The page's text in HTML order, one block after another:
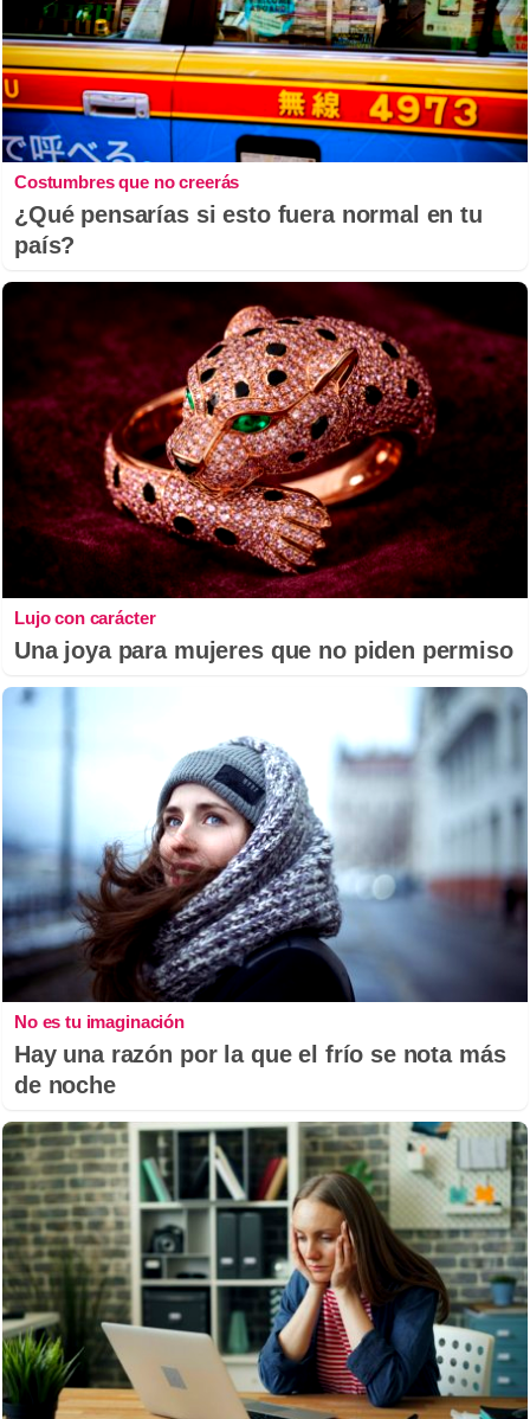
Costumbres que no creerás
¿Qué pensarías si esto fuera normal en tu
país?
Lujo con carácter
Una joya para mujeres que no piden permiso
No es tu imaginación
Hay una razón por la que el frío se nota más
de noche